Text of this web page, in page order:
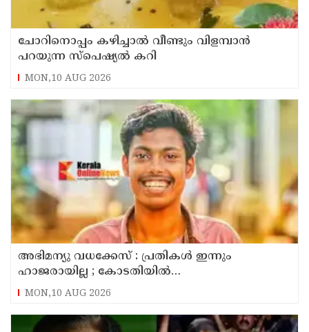
ചോറിനൊപ്പം കഴിച്ചാൽ വീണ്ടും വിളമ്പാൻ
പറയുന്ന സ്പെഷ്യൽ കറി
MON,10 AUG 2026
അഭിമന്യു വധക്കേസ് : പ്രതികൾ ഇന്നും
ഹാജരായില്ല ; കോടതിയിൽ
മാധ്യമപ്രവർത്തകരുള്ളതിനാൽ ഹാജരാകാൻ
ബുദ്ധിമുട്ടെന്ന് പ്രതികൾ
MON,10 AUG 2026